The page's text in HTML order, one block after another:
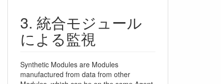
統合モジュール
による監視
Synthetic Modules are Modules
manufactured from data from other